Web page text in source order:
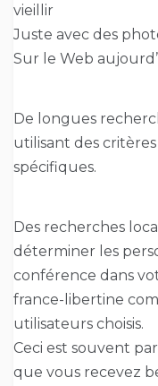
vieillir
Juste avec des
Sur le Web
De longues
utilisant des
spécifiques.
Des recherches
déterminer les
conférence dans
france-libertine
utilisateurs choisis.
Ceci est souvent
que vous recevez